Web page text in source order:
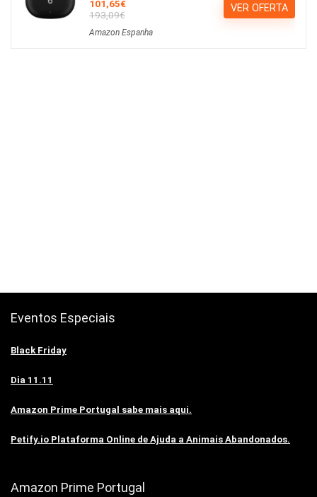
101,65€
193,09€
Amazon Espanha
VER OFERTA
Eventos Especiais
Black Friday
Dia 11.11
Amazon Prime Portugal sabe mais aqui.
Petify.io Plataforma Online de Ajuda a Animais Abandonados.
Amazon Prime Portugal